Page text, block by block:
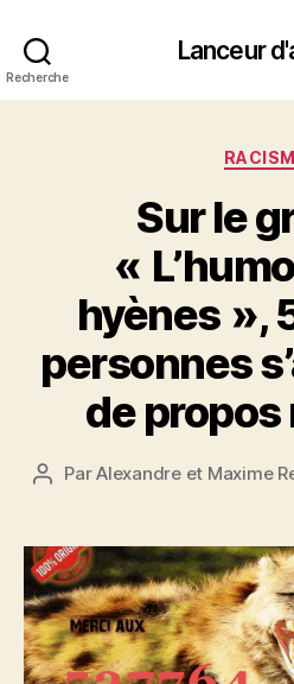
Recherche
Lanceur
Sur le
«
hyènes »,
personnes
de
Auteur
ParAlexandre et Maxime